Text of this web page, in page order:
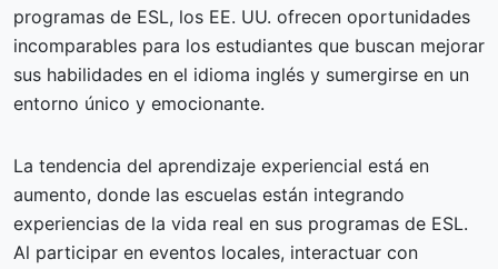
programas de ESL, los EE. UU. ofrecen oportunidades
incomparables para los estudiantes que buscan mejorar
sus habilidades en el idioma inglés y sumergirse en un
entorno único y emocionante.
La tendencia del aprendizaje experiencial está en
aumento, donde las escuelas están integrando
experiencias de la vida real en sus programas de ESL.
Al participar en eventos locales, interactuar con